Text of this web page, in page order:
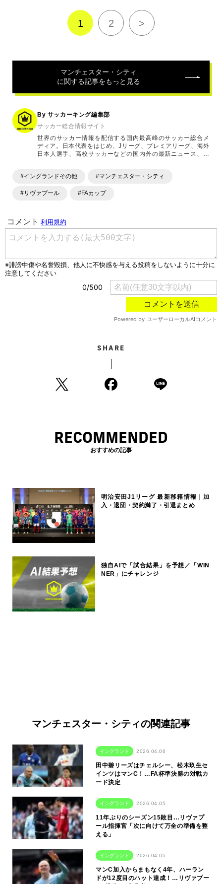
1 2 >
マンチェスター・シティ
に関する記事をもっと見る
By サッカーキング編集部
サッカー総合情報サイト
世界のサッカー情報を配信する国内最高峰のサッカー総合メ
ディア。日本代表をはじめ、Jリーグ、プレミアリーグ、海外
日本人選手、高校サッカーなどの国内外の最新ニュース、コ
ます。「X」「Instagram」「YouTube」「TikTok」など、
#イングランドその他 #マンチェスター・シティ
#リヴァプール #FAカップ
SHARE
RECOMMENDED
おすすめの記事
明治安田J1リーグ 最新移籍情報｜加
入・退団・契約満了・引退まとめ
独自AIで「試合結果」を予想／「WIN
NER」にチャレンジ
マンチェスター・シティの関連記事
イングランド 2026.04.06
田中碧リーズはチェルシー、松木玖生セ
インツはマンC！…FA杯準決勝の対戦カ
ード決定
イングランド 2026.04.05
11年ぶりのシーズン15敗目…リヴァプ
ール指揮官「次に向けて万全の準備を整
える」
イングランド 2026.04.05
マンC加入からまもなく4年、ハーラン
ドが12度目のハット達成！…リヴァプー